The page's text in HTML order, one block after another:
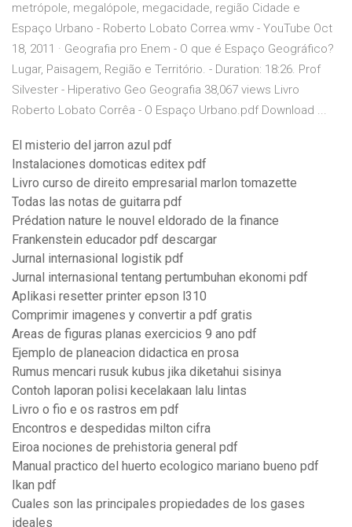
metrópole, megalópole, megacidade, região Cidade e
Espaço Urbano - Roberto Lobato Correa.wmv - YouTube Oct
18, 2011 · Geografia pro Enem - O que é Espaço Geográfico?
Lugar, Paisagem, Região e Território. - Duration: 18:26. Prof
Silvester - Hiperativo Geo Geografia 38,067 views Livro
Roberto Lobato Corrêa - O Espaço Urbano.pdf Download ...
El misterio del jarron azul pdf
Instalaciones domoticas editex pdf
Livro curso de direito empresarial marlon tomazette
Todas las notas de guitarra pdf
Prédation nature le nouvel eldorado de la finance
Frankenstein educador pdf descargar
Jurnal internasional logistik pdf
Jurnal internasional tentang pertumbuhan ekonomi pdf
Aplikasi resetter printer epson l310
Comprimir imagenes y convertir a pdf gratis
Areas de figuras planas exercicios 9 ano pdf
Ejemplo de planeacion didactica en prosa
Rumus mencari rusuk kubus jika diketahui sisinya
Contoh laporan polisi kecelakaan lalu lintas
Livro o fio e os rastros em pdf
Encontros e despedidas milton cifra
Eiroa nociones de prehistoria general pdf
Manual practico del huerto ecologico mariano bueno pdf
Ikan pdf
Cuales son las principales propiedades de los gases
ideales